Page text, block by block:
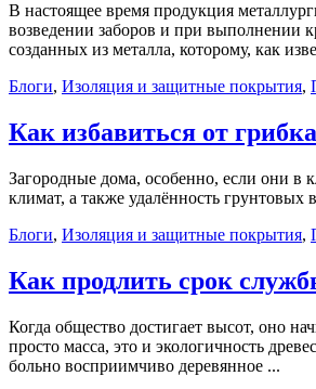
В настоящее время продукция
возведении заборов и при выполнении
созданных из металла, которому, как
Блоги, Изоляция и защитные покрытия,
Как избавиться от
Загородные дома, особенно, если они в
климат, а также удалённость грунтовых
Блоги, Изоляция и защитные покрытия,
Как продлить срок
Когда общество достигает высот, оно
просто масса, это и экологичность
больно восприимчиво деревянное ...